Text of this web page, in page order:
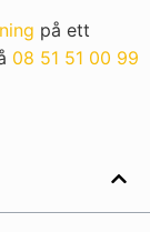
på ett
08 51 51 00 99